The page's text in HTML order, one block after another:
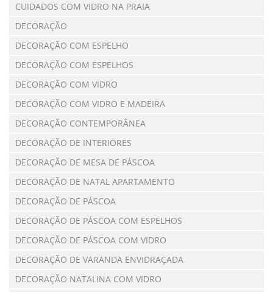
CUIDADOS COM VIDRO NA PRAIA
DECORAÇÃO
DECORAÇÃO COM ESPELHO
DECORAÇÃO COM ESPELHOS
DECORAÇÃO COM VIDRO
DECORAÇÃO COM VIDRO E MADEIRA
DECORAÇÃO CONTEMPORÂNEA
DECORAÇÃO DE INTERIORES
DECORAÇÃO DE MESA DE PÁSCOA
DECORAÇÃO DE NATAL APARTAMENTO
DECORAÇÃO DE PÁSCOA
DECORAÇÃO DE PÁSCOA COM ESPELHOS
DECORAÇÃO DE PÁSCOA COM VIDRO
DECORAÇÃO DE VARANDA ENVIDRAÇADA
DECORAÇÃO NATALINA COM VIDRO